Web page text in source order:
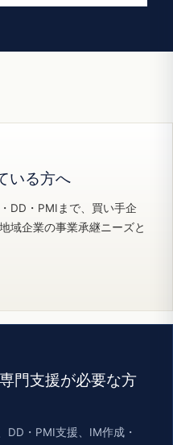
いる方へ
DD・PMIまで、買い手企
域企業の事業承継ニーズと
門支援が必要な方
DD・PMI支援、IM作成・